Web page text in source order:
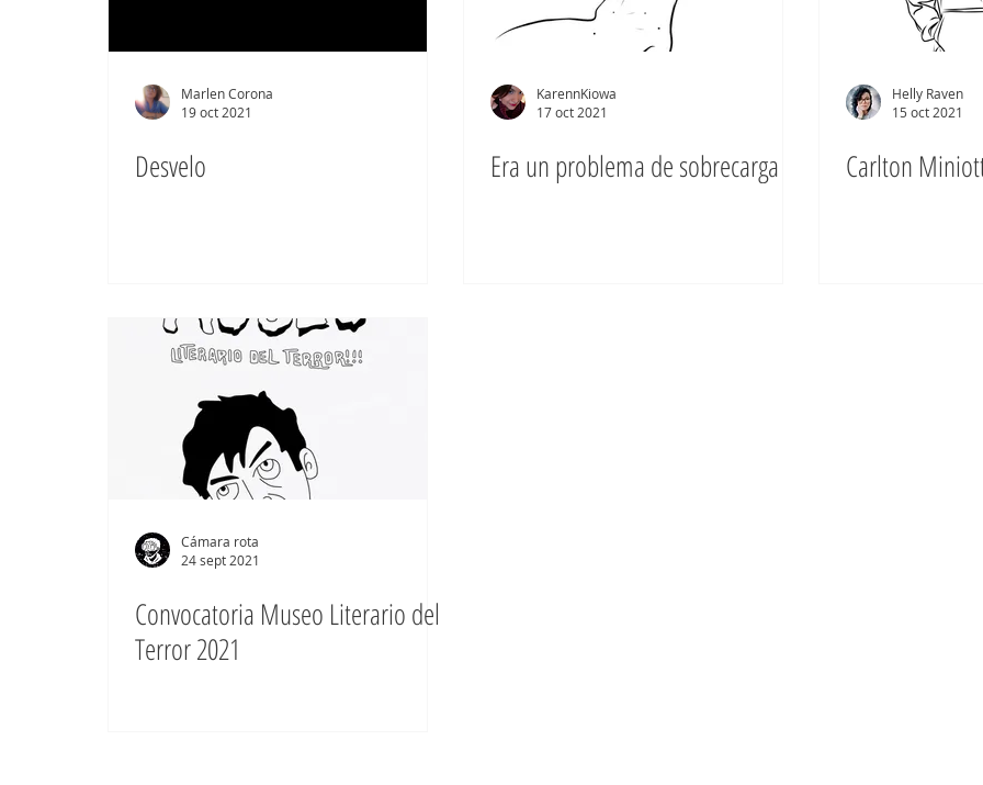
Marlen Corona
19 oct 2021
Desvelo
KarennKiowa
17 oct 2021
Era un problema de sobrecarga
Helly Raven
15 oct 2021
Carlton
Cámara rota
24 sept 2021
Convocatoria Museo Literario del
Terror 2021